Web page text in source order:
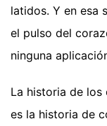
latidos. Y en esa
el pulso del
ninguna
La historia de
es la historia de